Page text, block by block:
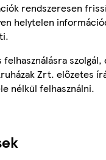
rendszeresen
helytelen
Zrt. előzetes
nélkül felhasználni.